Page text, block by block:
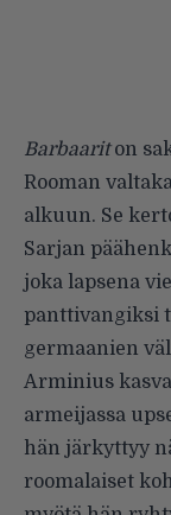
Barbaariton
Rooman
alkuun. Se
Sarjan
joka lapsena
panttivangiksi
germaanien
Arminius
armeijassa
hän järkyttyy
roomalaiset